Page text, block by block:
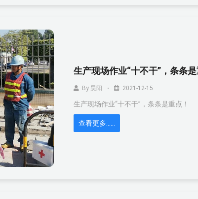
生产现场作业“十不干”，条条是
By 昊阳 2021-12-15
生产现场作业“十不干”，条条是重点！
查看更多……